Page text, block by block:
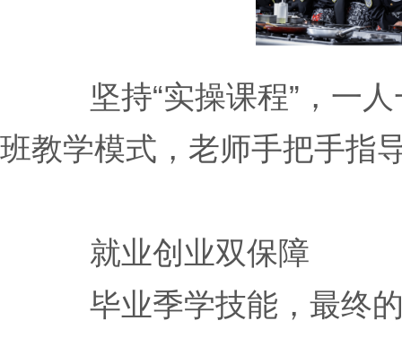
坚持“实操课程”，一
班教学模式，老师手把手指
就业创业双保障
毕业季学技能，最终